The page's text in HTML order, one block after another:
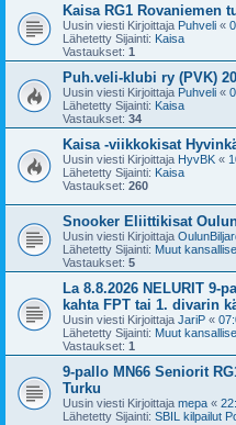
Kaisa RG1 Rovaniemen
Uusin viesti Kirjoittaja Puhveli «
Lähetetty Sijainti: Kaisa
Vastaukset: 1
Puh.veli-klubi ry (PVK)
Uusin viesti Kirjoittaja Puhveli «
Lähetetty Sijainti: Kaisa
Vastaukset: 34
Kaisa -viikkokisat
Uusin viesti Kirjoittaja HyvBK «
Lähetetty Sijainti: Kaisa
Vastaukset: 260
Snooker Eliittikisat
Uusin viesti Kirjoittaja
Lähetetty Sijainti: Muut
Vastaukset: 5
La 8.8.2026 NELURIT 9-
kahta FPT tai 1. divarin
Uusin viesti Kirjoittaja JariP «
Lähetetty Sijainti: Muut
Vastaukset: 1
9-pallo MN66 Seniorit
Turku
Uusin viesti Kirjoittaja mepa «
Lähetetty Sijainti: SBIL kilpailut